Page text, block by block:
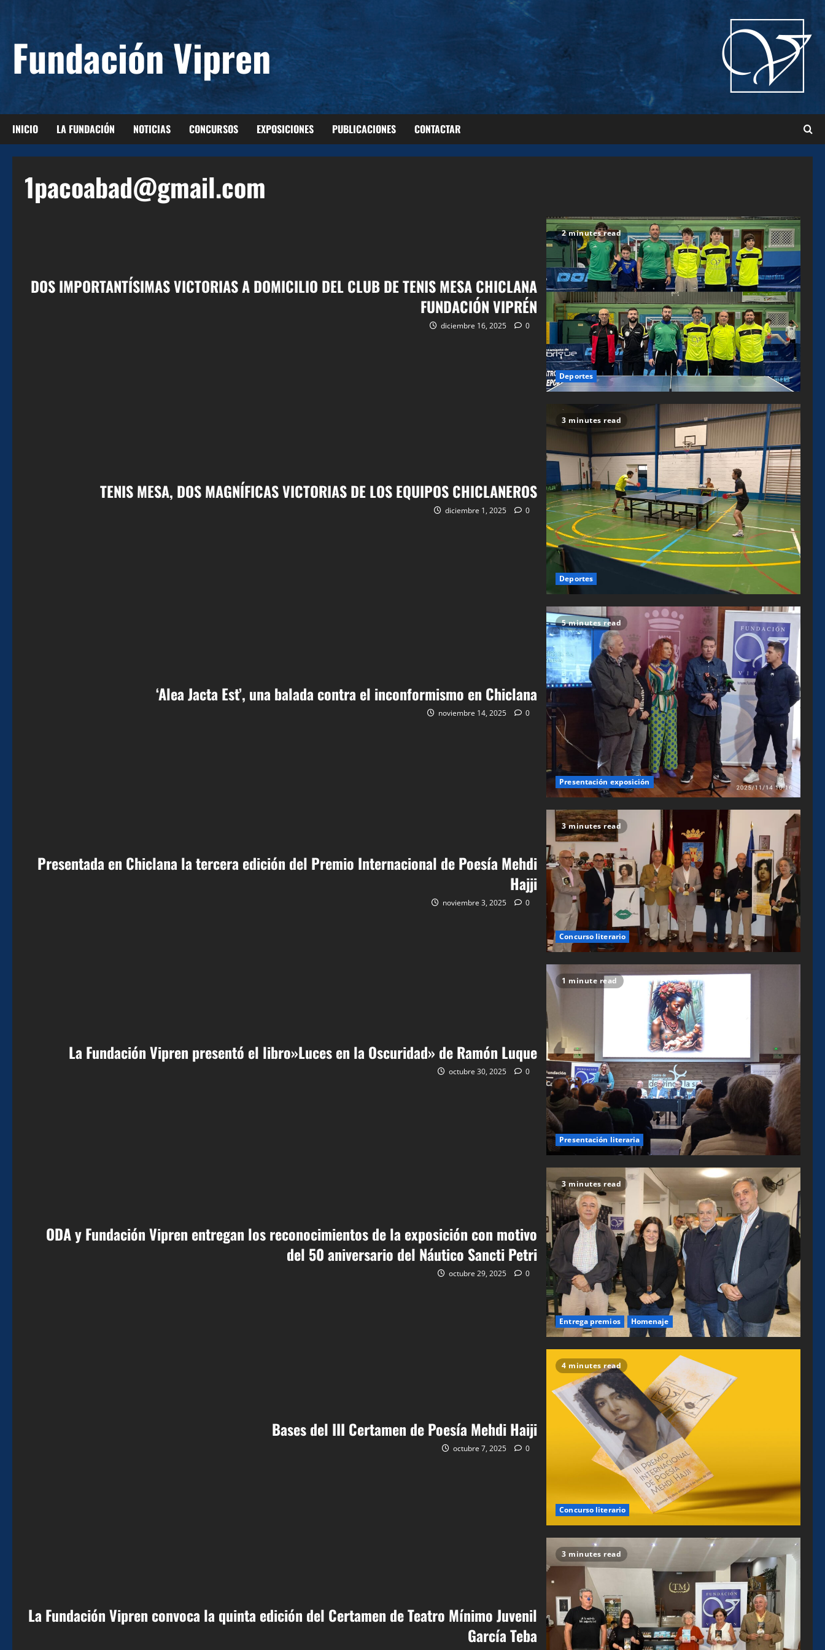
contenido
Fundación Vipren
INICIO LA FUNDACIÓN NOTICIAS CONCURSOS EXPOSICIONES PUBLICACIONES CONTACTAR
1pacoabad@gmail.com
2 minutes read
Deportes
DOS IMPORTANTÍSIMAS VICTORIAS A DOMICILIO DEL CLUB DE TENIS MESA CHICLANA
FUNDACIÓN VIPRÉN
diciembre 16, 2025 0
3 minutes read
Deportes
TENIS MESA, DOS MAGNÍFICAS VICTORIAS DE LOS EQUIPOS CHICLANEROS
diciembre 1, 2025 0
5 minutes read
Presentación exposición
‘Alea Jacta Est’, una balada contra el inconformismo en Chiclana
noviembre 14, 2025 0
3 minutes read
Concurso literario
Presentada en Chiclana la tercera edición del Premio Internacional de Poesía Mehdi
Hajji
noviembre 3, 2025 0
1 minute read
Presentación literaria
La Fundación Vipren presentó el libro»Luces en la Oscuridad» de Ramón Luque
octubre 30, 2025 0
3 minutes read
Entrega premios Homenaje
ODA y Fundación Vipren entregan los reconocimientos de la exposición con motivo
del 50 aniversario del Náutico Sancti Petri
octubre 29, 2025 0
4 minutes read
Concurso literario
Bases del III Certamen de Poesía Mehdi Haiji
octubre 7, 2025 0
3 minutes read
La Fundación Vipren convoca la quinta edición del Certamen de Teatro Mínimo Juvenil
García Teba